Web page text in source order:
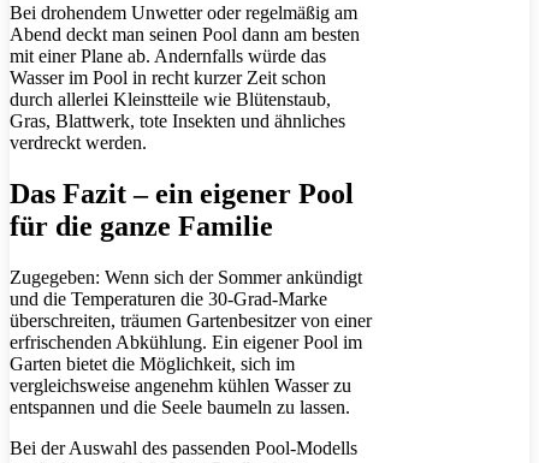
Bei drohendem Unwetter oder regelmäßig am
Abend deckt man seinen Pool dann am besten
mit einer Plane ab. Andernfalls würde das
Wasser im Pool in recht kurzer Zeit schon
durch allerlei Kleinstteile wie Blütenstaub,
Gras, Blattwerk, tote Insekten und ähnliches
verdreckt werden.
Das Fazit – ein eigener Pool
für die ganze Familie
Zugegeben: Wenn sich der Sommer ankündigt
und die Temperaturen die 30-Grad-Marke
überschreiten, träumen Gartenbesitzer von einer
erfrischenden Abkühlung. Ein eigener Pool im
Garten bietet die Möglichkeit, sich im
vergleichsweise angenehm kühlen Wasser zu
entspannen und die Seele baumeln zu lassen.
Bei der Auswahl des passenden Pool-Modells